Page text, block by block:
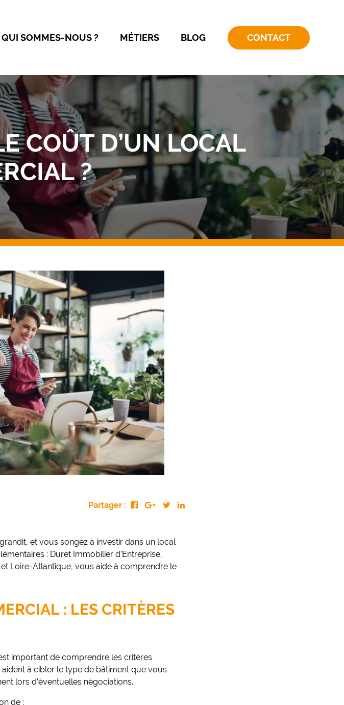
QUI SOMMES-NOUS ? MÉTIERS BLOG CONTACT
COÛT D’UN LOCAL
?
Partager :
et vous songez à investir dans un local
: Duret Immobilier d’Entreprise,
et Loire-Atlantique, vous aide à comprendre le
: LES CRITÈRES
important de comprendre les critères
à cibler le type de bâtiment que vous
lors d’éventuelles négociations.
de :